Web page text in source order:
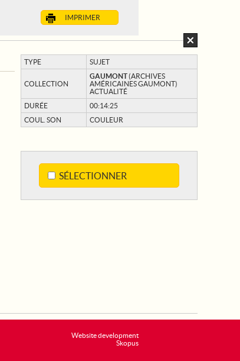
IMPRIMER
TYPE SUJET
COLLECTION
GAUMONT(ARCHIVES
AMÉRICAINES GAUMONT)
ACTUALITÉ
DURÉE
00:14:25
COUL. SON
COULEUR
SÉLECTIONNER
Website development
Skopus